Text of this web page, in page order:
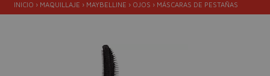
INICIO › MAQUILLAJE › MAYBELLINE › OJOS › MÁSCARAS DE PESTAÑAS